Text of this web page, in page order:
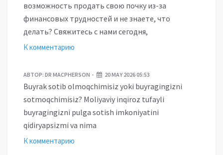
возможность продать свою почку из-за
финансовых трудностей и не знаете, что
делать? Свяжитесь с нами сегодня,
К комментарию
АВТОР: DR MACPHERSON 20 MAY 2026 05:53
Buyrak sotib olmoqchimisiz yoki buyragingizni
sotmoqchimisiz? Moliyaviy inqiroz tufayli
buyragingizni pulga sotish imkoniyatini
qidiryapsizmi va nima
К комментарию